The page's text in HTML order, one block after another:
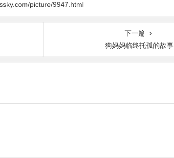
picture/9947.html
下一篇
狗妈妈临终托孤的故事